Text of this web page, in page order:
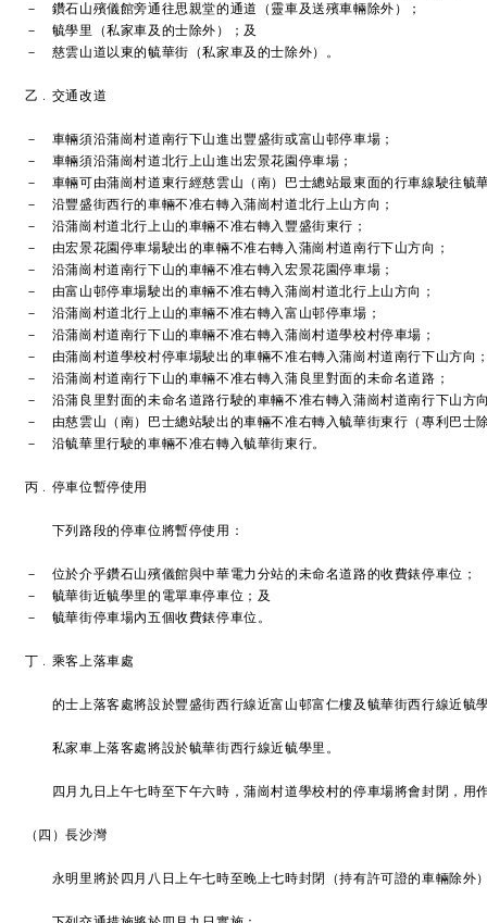
－ 鑽石山殯儀館旁通往思親堂的通道（靈車及送殯車輛除外）；
－ 毓學里（私家車及的士除外）；及
－ 慈雲山道以東的毓華街（私家車及的士除外）。
乙﹒交通改道
－ 車輛須沿蒲崗村道南行下山進出豐盛街或富山邨停車場；
－ 車輛須沿蒲崗村道北行上山進出宏景花園停車場；
－ 車輛可由蒲崗村道東行經慈雲山（南）巴士總站最東面的行車線駛往毓
－ 沿豐盛街西行的車輛不准右轉入蒲崗村道北行上山方向；
－ 沿蒲崗村道北行上山的車輛不准右轉入豐盛街東行；
－ 由宏景花園停車場駛出的車輛不准右轉入蒲崗村道南行下山方向；
－ 沿蒲崗村道南行下山的車輛不准右轉入宏景花園停車場；
－ 由富山邨停車場駛出的車輛不准右轉入蒲崗村道北行上山方向；
－ 沿蒲崗村道北行上山的車輛不准右轉入富山邨停車場；
－ 沿蒲崗村道南行下山的車輛不准右轉入蒲崗村道學校村停車場；
－ 由蒲崗村道學校村停車場駛出的車輛不准右轉入蒲崗村道南行下山方向
－ 沿蒲崗村道南行下山的車輛不准右轉入蒲良里對面的未命名道路；
－ 沿蒲良里對面的未命名道路行駛的車輛不准右轉入蒲崗村道南行下山方
－ 由慈雲山（南）巴士總站駛出的車輛不准右轉入毓華街東行（專利巴士
－ 沿毓華里行駛的車輛不准右轉入毓華街東行。
丙﹒停車位暫停使用
下列路段的停車位將暫停使用：
－ 位於介乎鑽石山殯儀館與中華電力分站的未命名道路的收費錶停車位；
－ 毓華街近毓學里的電單車停車位；及
－ 毓華街停車場內五個收費錶停車位。
丁﹒乘客上落車處
的士上落客處將設於豐盛街西行線近富山邨富仁樓及毓華街西行線近毓
私家車上落客處將設於毓華街西行線近毓學里。
四月九日上午七時至下午六時，蒲崗村道學校村的停車場將會封閉，用
（四）長沙灣
永明里將於四月八日上午七時至晚上七時封閉（持有許可證的車輛除外